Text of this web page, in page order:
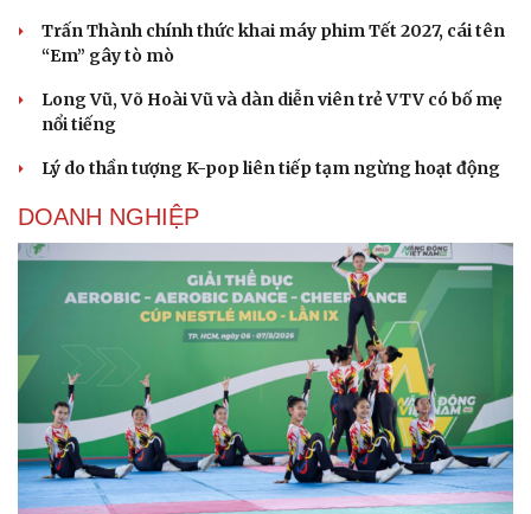
Du lịch
Tư vấn
Săn Tour
check-in
Podcast
Câu chuyện thời sự
Đọc truyện đêm khuya
Cửa sổ tình yêu
Kể chuyện cho bé
Trấn Thành chính thức khai máy phim Tết 2027, cái tên
“Em” gây tò mò
Long Vũ, Võ Hoài Vũ và dàn diễn viên trẻ VTV có bố mẹ
nổi tiếng
Lý do thần tượng K-pop liên tiếp tạm ngừng hoạt động
DOANH NGHIỆP